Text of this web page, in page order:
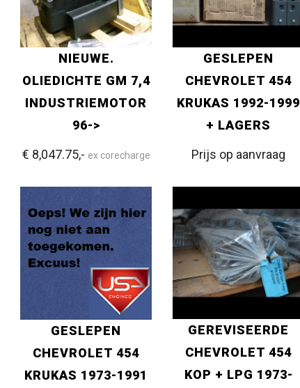
NIEUWE.
OLIEDICHTE GM 7,4
INDUSTRIEMOTOR
96->
€ 8,047.75,- ex corecharge
GESLEPEN
CHEVROLET 454
KRUKAS 1992-1999
+ LAGERS
Prijs op aanvraag
GESLEPEN
CHEVROLET 454
KRUKAS 1973-1991
GEREVISEERDE
CHEVROLET 454
KOP + LPG 1973-